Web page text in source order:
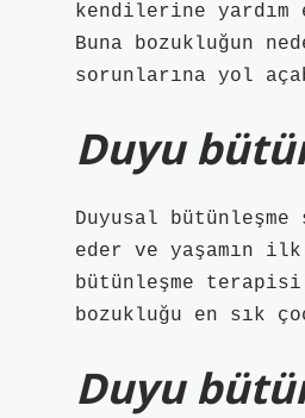
kendilerine yardım
Buna bozukluğun
sorunlarına yol
Duyu
Duyusal
eder ve yaşamın
bütünleşme
bozukluğu en sık
Duyu